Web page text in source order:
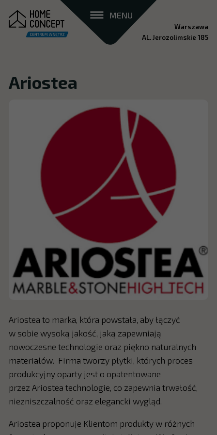
MENU
Warszawa
AL. Jerozolimskie 185
Ariostea
Ariostea to marka, która powstała, aby łączyć
w sobie wysoką jakość, jaką zapewniają
nowoczesne technologie oraz piękno naturalnych
materiałów. Firma tworzy płytki, których proces
produkcyjny oparty jest o opatentowane
przez Ariostea technologie, co zapewnia trwałość,
niezniszczalność oraz elegancki wygląd.
Ariostea proponuje Klientom produkty w różnych